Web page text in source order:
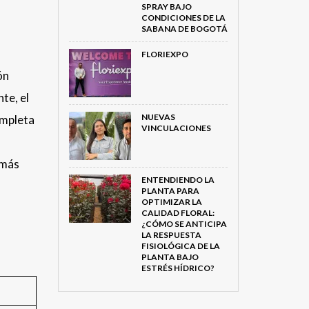
el
SPRAY BAJO
CONDICIONES DE LA
SABANA DE BOGOTÁ
FLORIEXPO
NUEVAS
VINCULACIONES
ENTENDIENDO LA
PLANTA PARA
OPTIMIZAR LA
CALIDAD FLORAL:
¿CÓMO SE ANTICIPA
LA RESPUESTA
FISIOLÓGICA DE LA
PLANTA BAJO
ESTRÉS HÍDRICO?